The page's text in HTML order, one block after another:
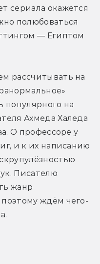
сериала окажется
полюбоваться
— Египтом
рассчитывать на
популярного на
Ахмеда Халеда
О профессоре у
и к их написанию
Писателю
жанр
ждём чего-